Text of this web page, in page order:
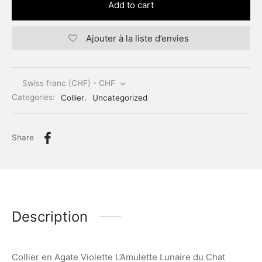
Add to cart
Ajouter à la liste d’envies
Swiss franc (CHF) - CHF
Categories:
Collier, Uncategorized
Share
Description
Collier en Agate Violette L’Amulette Lunaire du Chat